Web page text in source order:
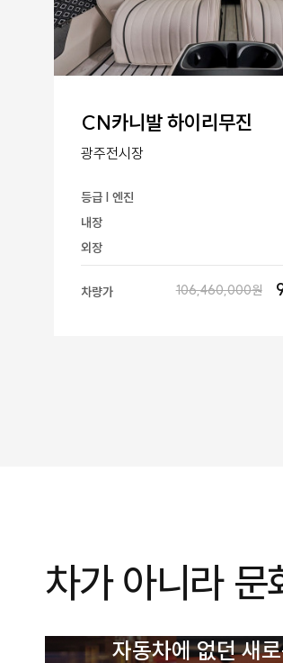
CN카니발 하이리무진
광주전시장
등급 | 엔진
내장
외장
차량가 106,460,000원
차가 아니라 문
자동차에 없던 새